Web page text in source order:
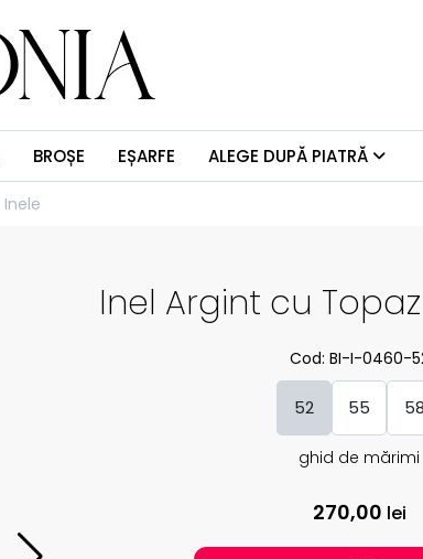
BROȘE EȘARFE ALEGE DUPĂ PIATRĂ
Inele
Inel Argint cu
Cod: BI-I-0460-
52 55 58
ghid de mărimi
270,00 lei